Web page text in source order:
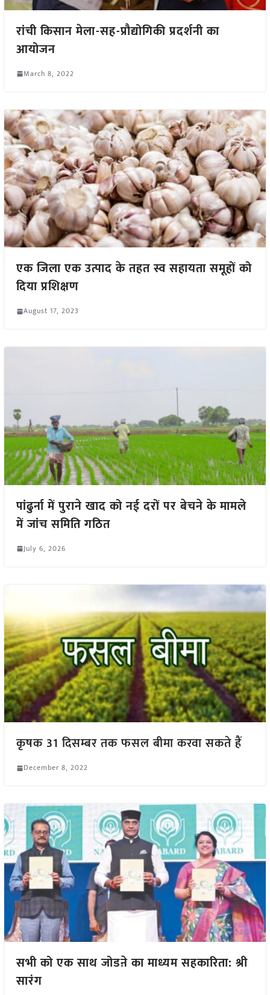
रांची किसान मेला-सह-प्रौद्योगिकी प्रदर्शनी का
आयोजन
March 8, 2022
एक जिला एक उत्पाद के तहत स्व सहायता समूहों को
दिया प्रशिक्षण
August 17, 2023
पांढुर्ना में पुराने खाद को नई दरों पर बेचने के मामले
में जांच समिति गठित
July 6, 2026
कृषक 31 दिसम्बर तक फसल बीमा करवा सकते हैं
December 8, 2022
सभी को एक साथ जोडऩे का माध्यम सहकारिता: श्री
सारंग